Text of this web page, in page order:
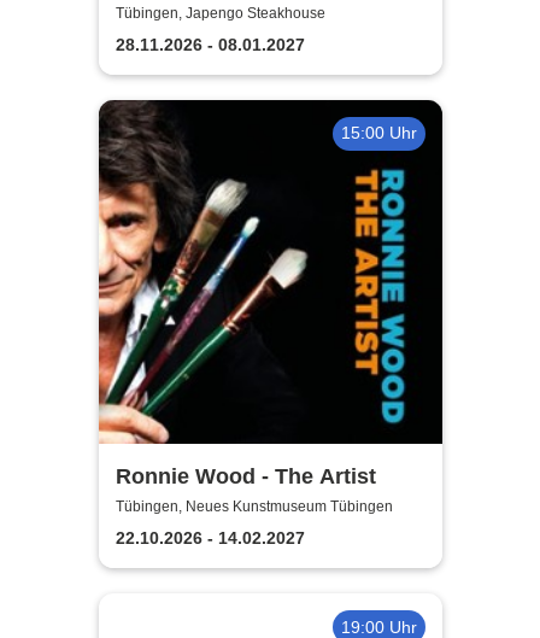
Sherlock Holmes
Tübingen, Japengo Steakhouse
28.11.2026 - 08.01.2027
15:00 Uhr
Ronnie Wood - The Artist
Tübingen, Neues Kunstmuseum Tübingen
22.10.2026 - 14.02.2027
19:00 Uhr